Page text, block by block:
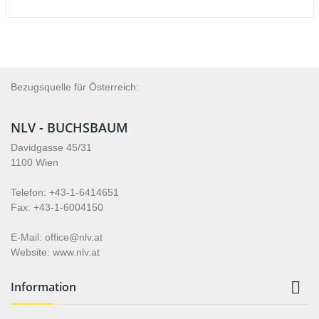
Bezugsquelle für Österreich:
NLV - BUCHSBAUM
Davidgasse 45/31
1100 Wien
Telefon: +43-1-6414651
Fax: +43-1-6004150
E-Mail: office@nlv.at
Website: www.nlv.at
Information 